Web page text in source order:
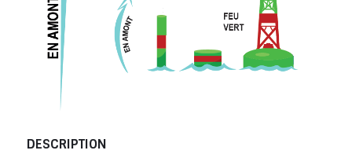
DESCRIPTION